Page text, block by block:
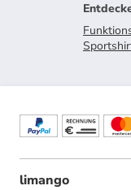
limango